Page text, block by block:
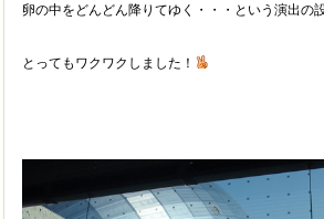
卵の中をどんどん降りてゆく・・・という演出の
とってもワクワクしました！